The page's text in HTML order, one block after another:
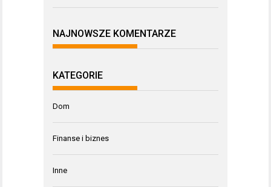
NAJNOWSZE KOMENTARZE
KATEGORIE
Dom
Finanse i biznes
Inne